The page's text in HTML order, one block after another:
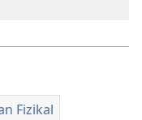
Fizikal